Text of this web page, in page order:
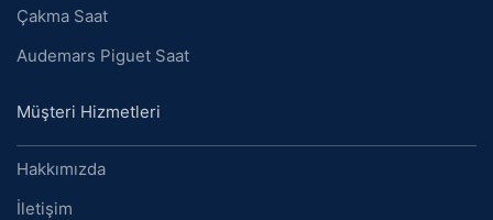
Çakma Saat
Audemars Piguet Saat
Müşteri Hizmetleri
Hakkımızda
İletişim